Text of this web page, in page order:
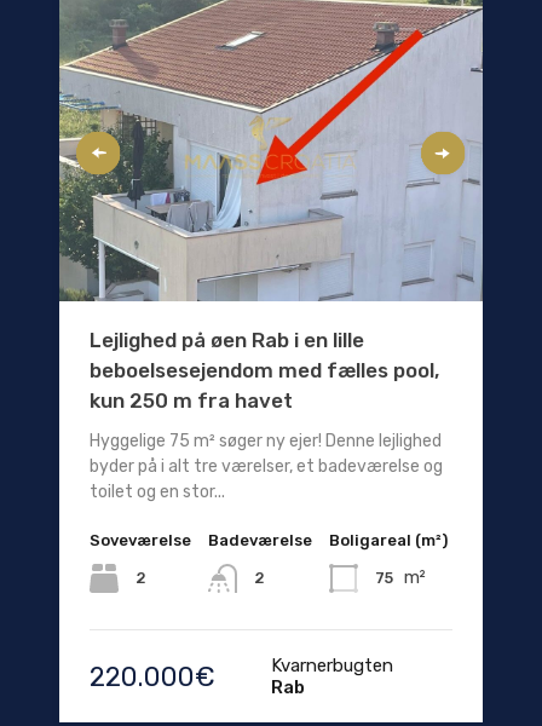
Lejlighed på øen Rab i en lille
beboelsesejendom med fælles pool,
kun 250 m fra havet
Hyggelige 75 m² søger ny ejer! Denne lejlighed
byder på i alt tre værelser, et badeværelse og
toilet og en stor...
Soveværelse
2
Badeværelse
2
Boligareal (m²)
75 m²
220.000€
Kvarnerbugten
Rab